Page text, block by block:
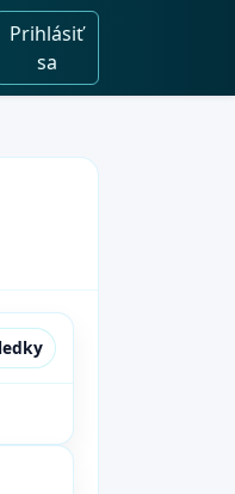
Prihlásiť
sa